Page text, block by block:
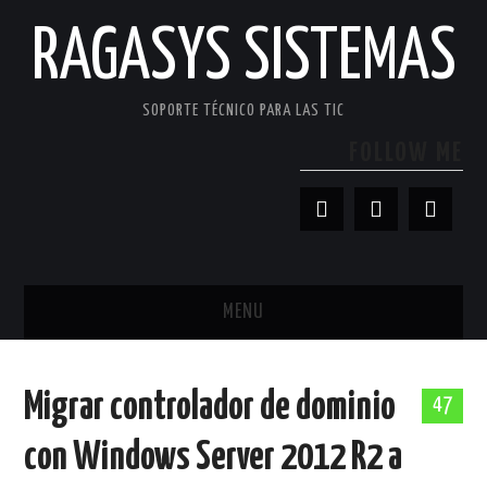
RAGASYS SISTEMAS
SOPORTE TÉCNICO PARA LAS TIC
MENU
ACERCA DE
47
Migrar controlador de dominio
con Windows Server 2012 R2 a